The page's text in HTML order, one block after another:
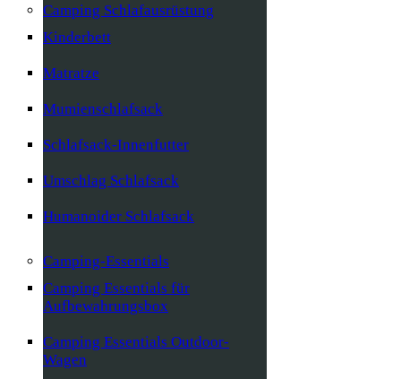
Camping Schlafausrüstung
Kinderbett
Matratze
Mumienschlafsack
Schlafsack-Innenfutter
Umschlag Schlafsack
Humanoider Schlafsack
Camping-Essentials
Camping Essentials für
Aufbewahrungsbox
Camping Essentials Outdoor-
Wagen